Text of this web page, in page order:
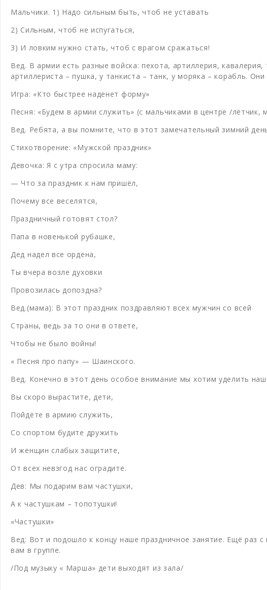
Мальчики. 1) Надо сильным быть, чтоб не уставать
2) Сильным, чтоб не испугаться,
3) И ловким нужно стать, чтоб с врагом сражаться!
Вед. В армии есть разные войска: пехота, артиллерия,
артиллериста – пушка, у танкиста – танк, у моряка – корабль.
Игра: «Кто быстрее наденет форму»
Песня: «Будем в армии служить» (с мальчиками в центре /лётчик,
Вед. Ребята, а вы помните, что в этот замечательный зимний
Стихотворение: «Мужской праздник»
Девочка: Я с утра спросила маму:
— Что за праздник к нам пришёл,
Почему все веселятся,
Праздничный готовят стол?
Папа в новенькой рубашке,
Дед надел все ордена,
Ты вчера возле духовки
Провозилась допоздна?
Вед.(мама): В этот праздник поздравляют всех мужчин со всей
Страны, ведь за то они в ответе,
Чтобы не было войны!
« Песня про папу» — Шаинского.
Вед. Конечно в этот день особое внимание мы хотим уделить
Вы скоро вырастите, дети,
Пойдёте в армию служить,
Со спортом будите дружить
И женщин слабых защитите,
От всех невзгод нас оградите.
Дев: Мы подарим вам частушки,
А к частушкам – топотушки!
«Частушки»
Вед: Вот и подошло к концу наше праздничное занятие. Ещё раз
вам в группе.
/Под музыку « Марша» дети выходят из зала/